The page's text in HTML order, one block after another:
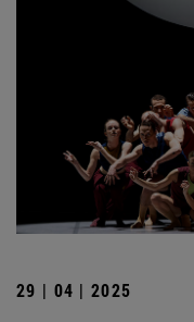
29 | 04 | 2025